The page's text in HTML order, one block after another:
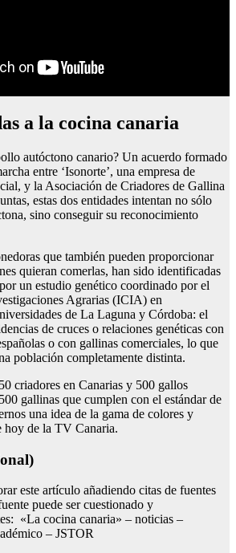
a la cocina canaria
autóctono canario? Un acuerdo formado
entre ‘Isonorte’, una empresa de
y la Asociación de Criadores de Gallina
estas dos entidades intentan no sólo
sino conseguir su reconocimiento
que también pueden proporcionar
quieran comerlas, han sido identificadas
un estudio genético coordinado por el
Agrarias (ICIA) en
de La Laguna y Córdoba: el
de cruces o relaciones genéticas con
o con gallinas comerciales, lo que
población completamente distinta.
criadores en Canarias y 500 gallos
gallinas que cumplen con el estándar de
una idea de la gama de colores y
hoy de la TV Canaria.
este artículo añadiendo citas de fuentes
puede ser cuestionado y
«La cocina canaria» – noticias –
– JSTOR